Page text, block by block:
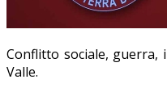
Conflitto sociale, guerra,
Valle.